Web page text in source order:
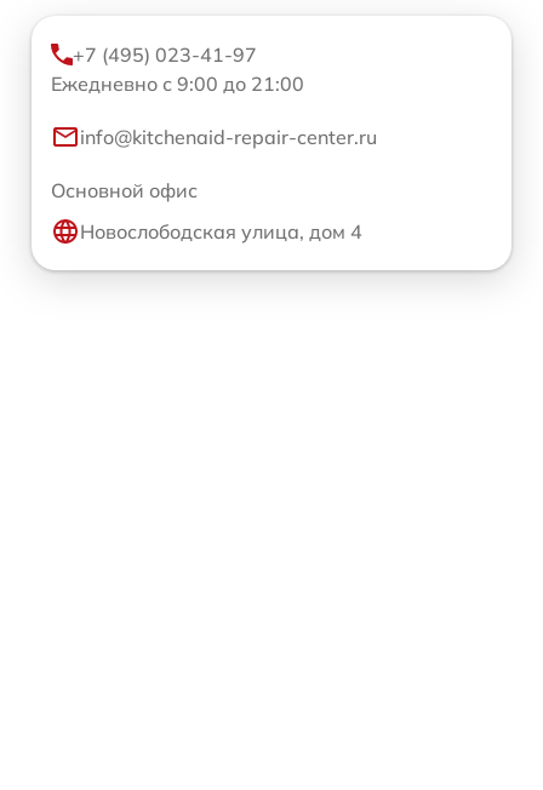
+7 (495) 023-41-97
Ежедневно с 9:00 до 21:00
info@kitchenaid-repair-center.ru
Основной офис
Новослободская улица, дом 4